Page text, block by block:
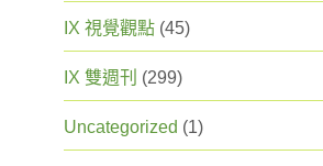
IX 視覺觀點 (45)
IX 雙週刊 (299)
Uncategorized (1)